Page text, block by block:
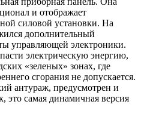
и отображает
силовой установки. На
дополнительный
управляющей электроники.
электрическую энергию,
«зеленых» зонах, где
сгорания не допускается.
антураж, предусмотрен и
самая динамичная версия